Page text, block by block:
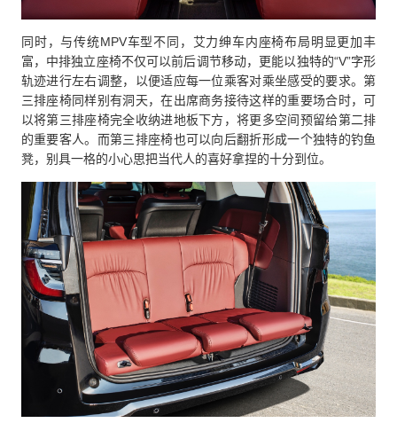
同时，与传统MPV车型不同，艾力绅车内座椅布局明显更加丰
富，中排独立座椅不仅可以前后调节移动，更能以独特的“V”字形
轨迹进行左右调整，以便适应每一位乘客对乘坐感受的要求。第
三排座椅同样别有洞天，在出席商务接待这样的重要场合时，可
以将第三排座椅完全收纳进地板下方，将更多空间预留给第二排
的重要客人。而第三排座椅也可以向后翻折形成一个独特的钓鱼
凳，别具一格的小心思把当代人的喜好拿捏的十分到位。